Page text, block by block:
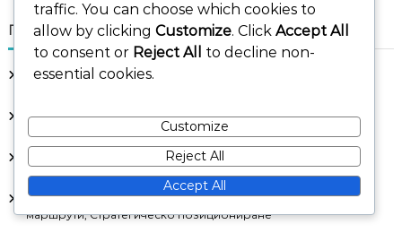
Последни публикации
Чудото на Ангкор Ват: Религиозно влияние, Стратегии за
Възраст Три Дървета на Решения: Финално оценяване,
Напреднали стратегии, Синергии на картите
Лидери Най-добри Смески: Оптимални комбинации,
Изследване на синергията, Стратегически предимства
Чудото на Теночтитлан: Урбанистично развитие, Търговски
маршрути, Стратегическо позициониране
traffic. You can choose which cookies to
allow by clicking Customize. Click Accept All
to consent or Reject All
to decline non-
essential cookies.
Customize
Reject All
Accept All